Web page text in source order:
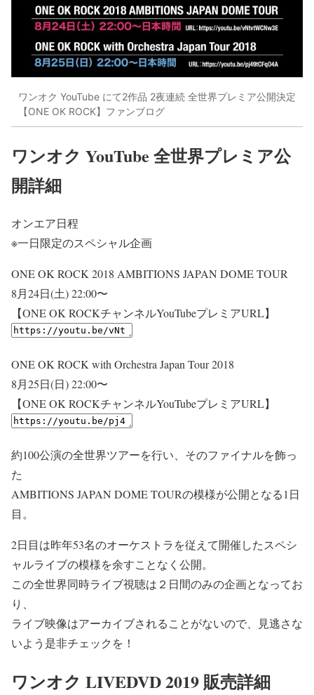
ワンオク YouTube にて2作品 2夜連続 全世界プレミア公開決定
【ONE OK ROCK】ファンブログ
ワンオク YouTube 全世界プレミア公
開詳細
オンエア日程
※一日限定のスペシャル企画
ONE OK ROCK 2018 AMBITIONS JAPAN DOME TOUR
8月24日(土) 22:00〜
【ONE OK ROCKチャンネルYouTubeプレミアURL】
ONE OK ROCK with Orchestra Japan Tour 2018
8月25日(日) 22:00〜
【ONE OK ROCKチャンネルYouTubeプレミアURL】
約100公演の全世界ツアーを行い、そのファイナルを飾っ
た
AMBITIONS JAPAN DOME TOURの模様が公開となる1日
目。
2日目は昨年53名のオーケストラを従えて開催したスペシ
ャルライブの模様を余すことなく公開。
この全世界同時ライブ視聴は２日間のみの企画となってお
り、
ライブ映像はアーカイブされることがないので、見逃さな
いよう是非チェックを！
ワンオク LIVEDVD 2019 販売詳細